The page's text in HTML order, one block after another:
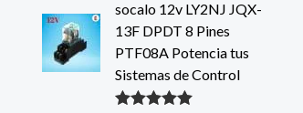
socalo 12v LY2NJ JQX-
13F DPDT 8 Pines
PTF08A Potencia tus
Sistemas de Control